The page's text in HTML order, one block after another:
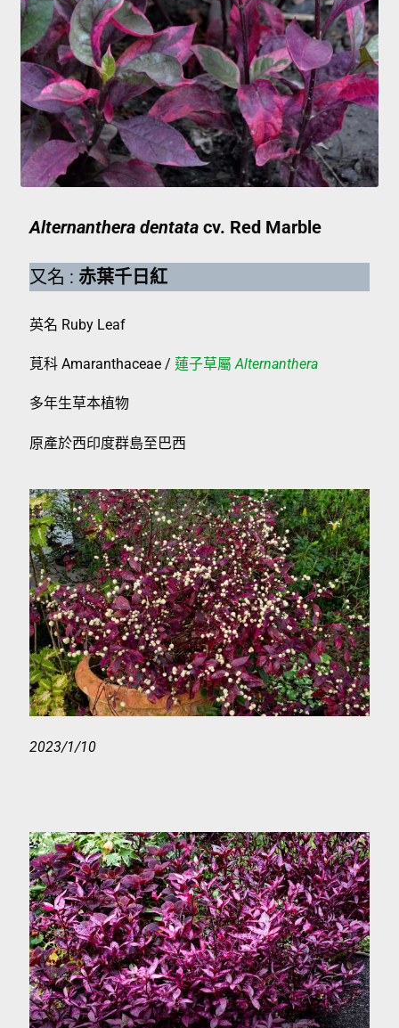
Alternanthera dentatacv. Red Marble
又名 : 赤葉千日紅
英名 Ruby Leaf
莧科 Amaranthaceae / 蓮子草屬Alternanthera
多年生草本植物
原產於西印度群島至巴西
2023/1/10